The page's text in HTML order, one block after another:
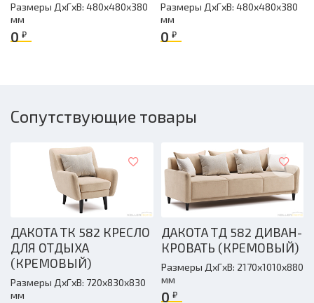
Размеры ДxГxВ: 480x480x380
мм
0₽
Размеры ДxГxВ: 480x480x380
мм
0₽
Сопутствующие товары
ДАКОТА ТК 582 КРЕСЛО
ДЛЯ ОТДЫХА
(КРЕМОВЫЙ)
Размеры ДxГxВ: 720x830x830
мм
ДАКОТА ТД 582 ДИВАН-
КРОВАТЬ (КРЕМОВЫЙ)
Размеры ДxГxВ: 2170x1010x880
мм
0₽